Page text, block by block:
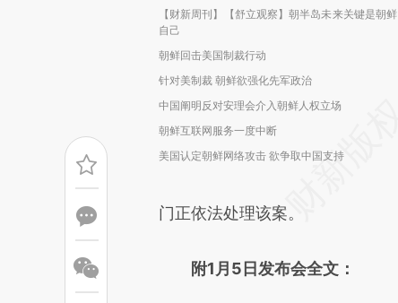
【财新周刊】【舒立观察】朝半岛未来关键是朝鲜
自己
朝鲜回击美国制裁行动
针对美制裁 朝鲜欲强化先军政治
中国阐明反对安理会介入朝鲜人权立场
朝鲜互联网服务一度中断
美国认定朝鲜网络攻击 欲争取中国支持
门正依法处理该案。
附1月5日发布会全文：